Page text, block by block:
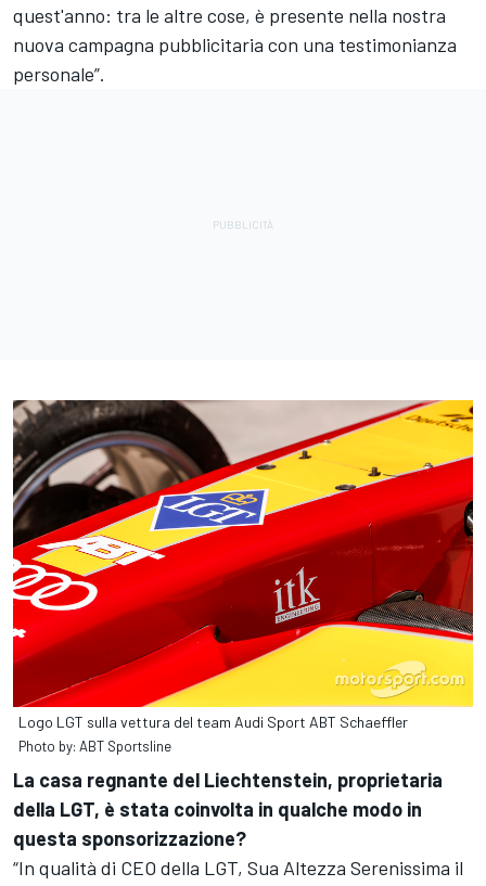
quest'anno: tra le altre cose, è presente nella nostra
nuova campagna pubblicitaria con una testimonianza
personale”.
Logo LGT sulla vettura del team Audi Sport ABT Schaeffler
Photo by: ABT Sportsline
La casa regnante del Liechtenstein, proprietaria
della LGT, è stata coinvolta in qualche modo in
questa sponsorizzazione?
“In qualità di CEO della LGT, Sua Altezza Serenissima il